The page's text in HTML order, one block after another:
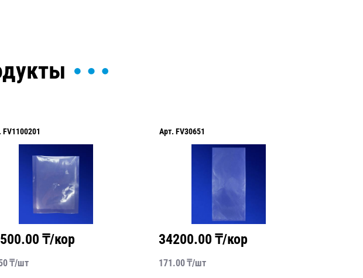
FV1100201
₸/кор
₸/шт
Арт. FV30651
34200.00 ₸/кор
171.00₸/шт